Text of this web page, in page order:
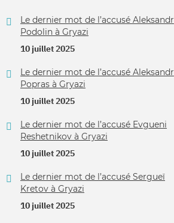
Le dernier mot de l’accusé Aleksandr
Podolin à Gryazi
10 juillet 2025
Le dernier mot de l’accusé Aleksandr
Popras à Gryazi
10 juillet 2025
Le dernier mot de l’accusé Evgueni
Reshetnikov à Gryazi
10 juillet 2025
Le dernier mot de l’accusé Sergueï
Kretov à Gryazi
10 juillet 2025